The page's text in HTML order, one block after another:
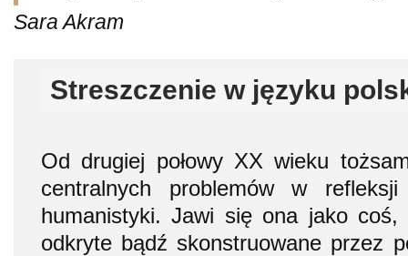
Sara Akram
Streszczenie w języku
Od drugiej połowy XX wieku
centralnych problemów w refleksji
humanistyki. Jawi się ona jako
odkryte bądź skonstruowane przez